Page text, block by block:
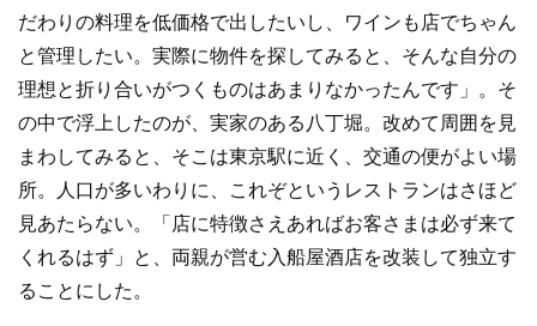
だわりの料理を低価格で出したいし、ワインも店でちゃん
と管理したい。実際に物件を探してみると、そんな自分の
理想と折り合いがつくものはあまりなかったんです」。そ
の中で浮上したのが、実家のある八丁堀。改めて周囲を見
まわしてみると、そこは東京駅に近く、交通の便がよい場
所。人口が多いわりに、これぞというレストランはさほど
見あたらない。「店に特徴さえあればお客さまは必ず来て
くれるはず」と、両親が営む入船屋酒店を改装して独立す
ることにした。